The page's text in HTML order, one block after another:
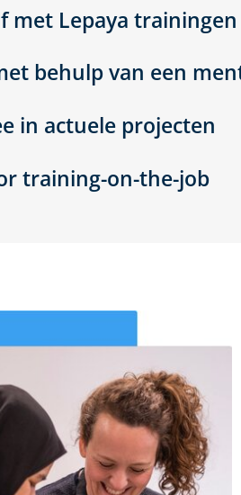
met Lepaya trainingen
behulp van een
in actuele projecten
training-on-the-job